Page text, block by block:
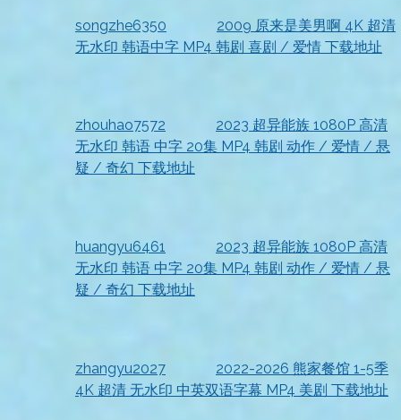
songzhe6350
2009 原来是美男啊 4K 超清
无水印 韩语中字 MP4 韩剧 喜剧 / 爱情 下载地址
zhouhao7572
2023 超异能族 1080P 高清
无水印 韩语 中字 20集 MP4 韩剧 动作 / 爱情 / 悬
疑 / 奇幻 下载地址
huangyu6461
2023 超异能族 1080P 高清
无水印 韩语 中字 20集 MP4 韩剧 动作 / 爱情 / 悬
疑 / 奇幻 下载地址
zhangyu2027
2022-2026 熊家餐馆 1-5季
4K 超清 无水印 中英双语字幕 MP4 美剧 下载地址